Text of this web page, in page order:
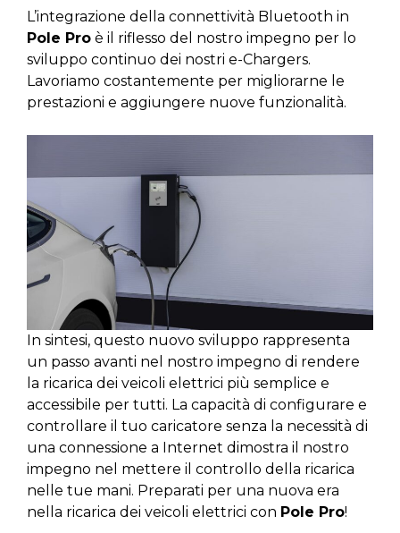
L’integrazione della connettività Bluetooth in
Pole Pro è il riflesso del nostro impegno per lo
sviluppo continuo dei nostri e-Chargers.
Lavoriamo costantemente per migliorarne le
prestazioni e aggiungere nuove funzionalità.
In sintesi, questo nuovo sviluppo rappresenta
un passo avanti nel nostro impegno di rendere
la ricarica dei veicoli elettrici più semplice e
accessibile per tutti. La capacità di configurare e
controllare il tuo caricatore senza la necessità di
una connessione a Internet dimostra il nostro
impegno nel mettere il controllo della ricarica
nelle tue mani. Preparati per una nuova era
nella ricarica dei veicoli elettrici con Pole Pro!